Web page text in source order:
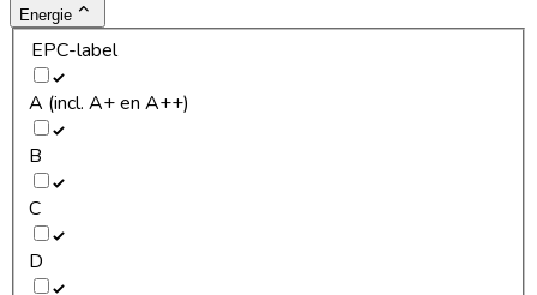
Energie
EPC-label
A (incl. A+ en A++)
B
C
D